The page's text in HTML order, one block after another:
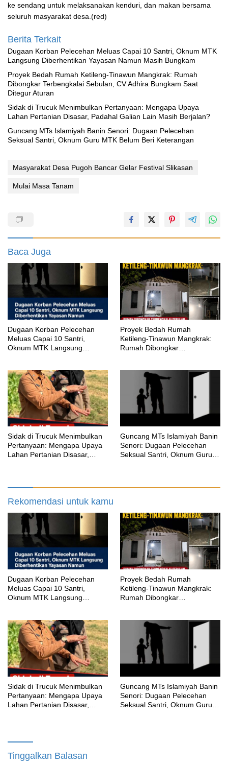
ke sendang untuk melaksanakan kenduri, dan makan bersama
seluruh masyarakat desa.(red)
Berita Terkait
‎Dugaan Korban Pelecehan Meluas Capai 10 Santri, Oknum MTK
Langsung Diberhentikan Yayasan Namun Masih Bungkam
Proyek Bedah Rumah Ketileng-Tinawun Mangkrak: Rumah
Dibongkar Terbengkalai Sebulan, CV Adhira Bungkam Saat
Ditegur Aturan
‎Sidak di Trucuk Menimbulkan Pertanyaan: Mengapa Upaya
Lahan Pertanian Disasar, Padahal Galian Lain Masih Berjalan?
Guncang MTs Islamiyah Banin Senori: Dugaan Pelecehan
Seksual Santri, Oknum Guru MTK Belum Beri Keterangan
Masyarakat Desa Pugoh Bancar Gelar Festival Slikasan
Mulai Masa Tanam
Baca Juga
‎Dugaan Korban Pelecehan
Meluas Capai 10 Santri,
Oknum MTK Langsung
Proyek Bedah Rumah
Ketileng-Tinawun Mangkrak:
Rumah Dibongkar
‎Sidak di Trucuk Menimbulkan
Pertanyaan: Mengapa Upaya
Lahan Pertanian Disasar,
Guncang MTs Islamiyah Banin
Senori: Dugaan Pelecehan
Seksual Santri, Oknum Guru
Rekomendasi untuk kamu
‎Dugaan Korban Pelecehan
Meluas Capai 10 Santri,
Oknum MTK Langsung
Proyek Bedah Rumah
Ketileng-Tinawun Mangkrak:
Rumah Dibongkar
‎Sidak di Trucuk Menimbulkan
Pertanyaan: Mengapa Upaya
Lahan Pertanian Disasar,
Guncang MTs Islamiyah Banin
Senori: Dugaan Pelecehan
Seksual Santri, Oknum Guru
Tinggalkan Balasan